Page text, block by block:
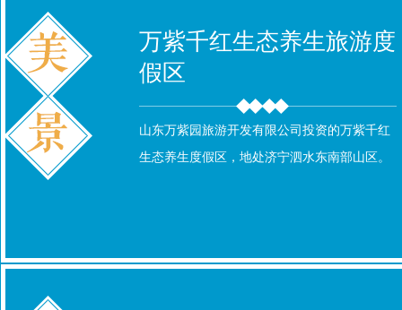
万紫千红生态养生旅游度
假区
山东万紫园旅游开发有限公司投资的万紫千红
生态养生度假区，地处济宁泗水东南部山区。